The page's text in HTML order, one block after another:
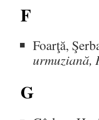
F
Foarţă,
urmuziană,
G